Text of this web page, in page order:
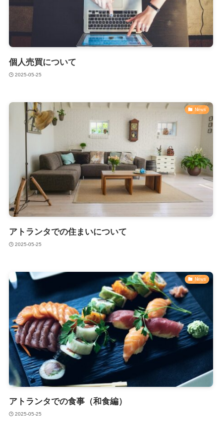
個人売買について
2025-05-25
News
アトランタでの住まいについて
2025-05-25
News
アトランタでの食事（和食編）
2025-05-25